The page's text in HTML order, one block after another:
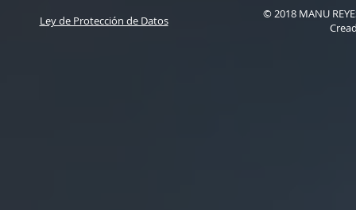
Ley de Protección de Datos
© 2018 MANU